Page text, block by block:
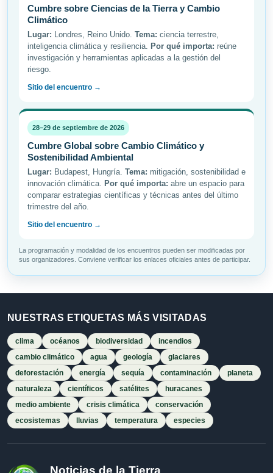
Cumbre sobre Ciencias de la Tierra y Cambio
Climático
Lugar: Londres, Reino Unido. Tema: ciencia terrestre,
inteligencia climática y resiliencia. Por qué importa: reúne
investigación y herramientas aplicadas a la gestión del
riesgo.
Sitio del encuentro →
28–29 de septiembre de 2026
Cumbre Global sobre Cambio Climático y
Sostenibilidad Ambiental
Lugar: Budapest, Hungría. Tema: mitigación, sostenibilidad e
innovación climática. Por qué importa: abre un espacio para
comparar estrategias científicas y técnicas antes del último
trimestre del año.
Sitio del encuentro →
La programación y modalidad de los encuentros pueden ser modificadas por
sus organizadores. Conviene verificar los enlaces oficiales antes de participar.
NUESTRAS ETIQUETAS MÁS VISITADAS
clima océanos biodiversidad
incendios
cambio climático
agua geología
glaciares
deforestación
energía sequía contaminación
planeta
naturaleza
científicos satélites
huracanes
medio ambiente
crisis climática
conservación
ecosistemas
lluvias temperatura especies